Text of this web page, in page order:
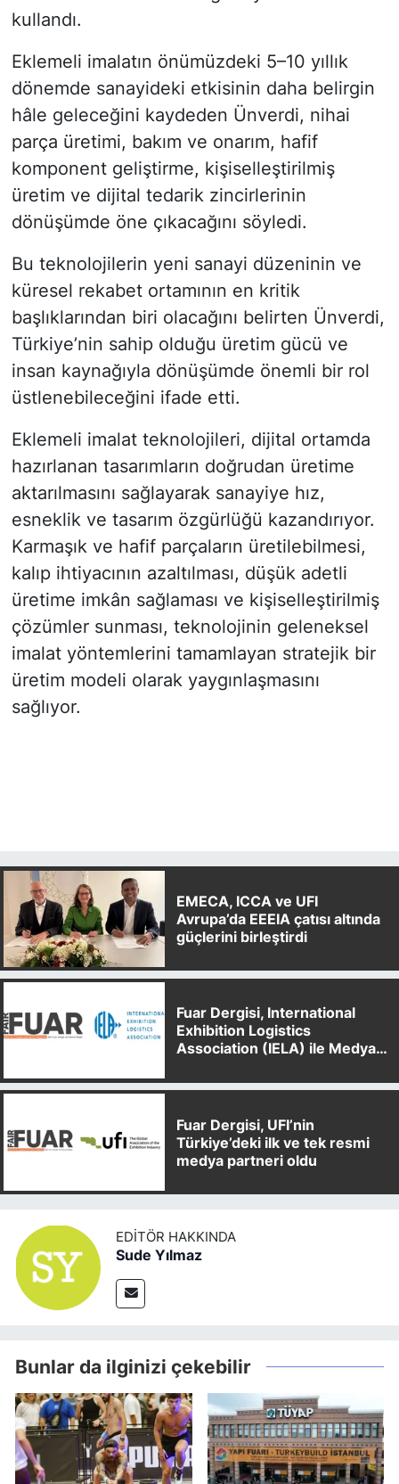
kullandı.
Eklemeli imalatın önümüzdeki 5–10 yıllık
dönemde sanayideki etkisinin daha belirgin
hâle geleceğini kaydeden Ünverdi, nihai
parça üretimi, bakım ve onarım, hafif
komponent geliştirme, kişiselleştirilmiş
üretim ve dijital tedarik zincirlerinin
dönüşümde öne çıkacağını söyledi.
Bu teknolojilerin yeni sanayi düzeninin ve
küresel rekabet ortamının en kritik
başlıklarından biri olacağını belirten Ünverdi,
Türkiye’nin sahip olduğu üretim gücü ve
insan kaynağıyla dönüşümde önemli bir rol
üstlenebileceğini ifade etti.
Eklemeli imalat teknolojileri, dijital ortamda
hazırlanan tasarımların doğrudan üretime
aktarılmasını sağlayarak sanayiye hız,
esneklik ve tasarım özgürlüğü kazandırıyor.
Karmaşık ve hafif parçaların üretilebilmesi,
kalıp ihtiyacının azaltılması, düşük adetli
üretime imkân sağlaması ve kişiselleştirilmiş
çözümler sunması, teknolojinin geleneksel
imalat yöntemlerini tamamlayan stratejik bir
üretim modeli olarak yaygınlaşmasını
sağlıyor.
EMECA, ICCA ve UFI
Avrupa’da EEEIA çatısı altında
güçlerini birleştirdi
Fuar Dergisi, International
Exhibition Logistics
Association (IELA) ile Medya
Fuar Dergisi, UFI’nin
Türkiye’deki ilk ve tek resmi
medya partneri oldu
EDITÖR HAKKINDA
Sude Yılmaz
Bunlar da ilginizi çekebilir